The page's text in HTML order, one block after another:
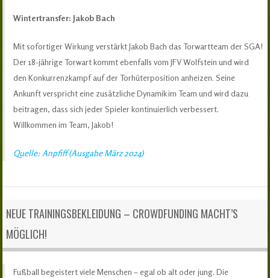
Wintertransfer: Jakob Bach
Mit sofortiger Wirkung verstärkt Jakob Bach das Torwartteam der SGA!
Der 18-jährige Torwart kommt ebenfalls vom JFV Wolfstein und wird
den Konkurrenzkampf auf der Torhüterposition anheizen. Seine
Ankunft verspricht eine zusätzliche Dynamik im Team und wird dazu
beitragen, dass sich jeder Spieler kontinuierlich verbessert.
Willkommen im Team, Jakob!
Quelle: Anpfiff (Ausgabe März 2024)
NEUE TRAININGSBEKLEIDUNG – CROWDFUNDING MACHT’S
MÖGLICH!
Fußball begeistert viele Menschen – egal ob alt oder jung. Die